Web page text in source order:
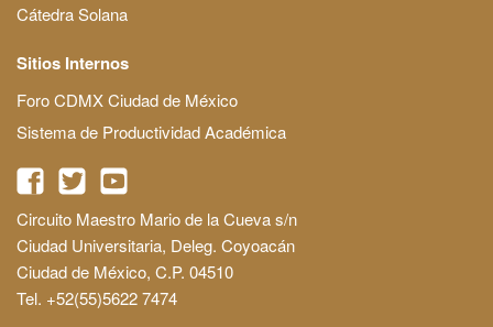
Cátedra Solana
Sitios Internos
Foro CDMX Ciudad de México
Sistema de Productividad Académica
Circuito Maestro Mario de la Cueva s/n
Ciudad Universitaria, Deleg. Coyoacán
Ciudad de México, C.P. 04510
Tel. +52(55)5622 7474